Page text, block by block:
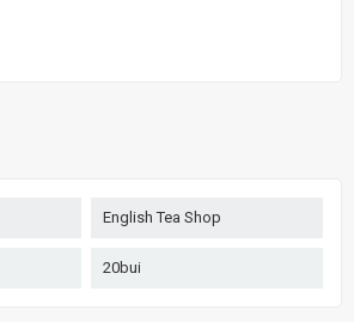
English Tea Shop
20bui